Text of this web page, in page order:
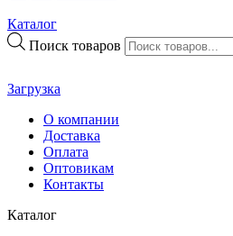
Каталог
Поиск товаров
Загрузка
О компании
Доставка
Оплата
Оптовикам
Контакты
Каталог